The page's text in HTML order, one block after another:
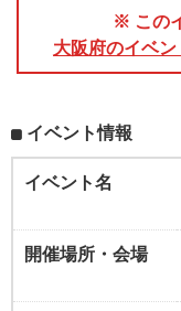
※ この
大阪府のイベン
イベント情報
イベント名
開催場所・会場